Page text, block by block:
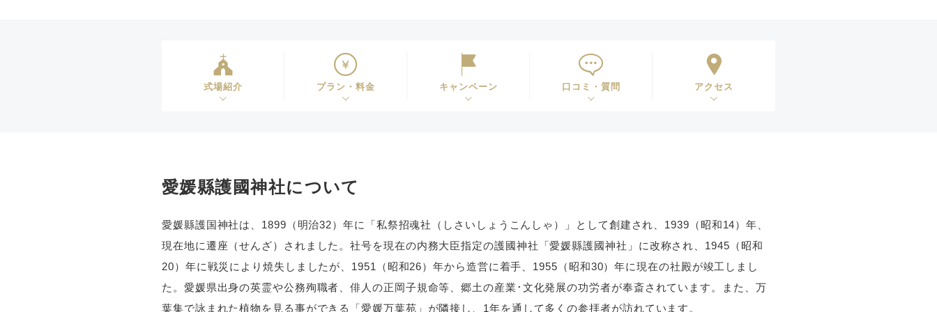
式場紹介 プラン・料金 キャンペーン 口コミ・質問 アクセス
愛媛縣護國神社について
愛媛縣護国神社は、1899（明治32）年に「私祭招魂社（しさいしょうこんしゃ）」として創建され、1939（昭和14）年、
現在地に遷座（せんざ）されました。社号を現在の内務大臣指定の護國神社「愛媛縣護國神社」に改称され、1945（昭和
20）年に戦災により焼失しましたが、1951（昭和26）年から造営に着手、1955（昭和30）年に現在の社殿が竣工しまし
た。愛媛県出身の英霊や公務殉職者、俳人の正岡子規命等、郷土の産業･文化発展の功労者が奉斎されています。また、万
葉集で詠まれた植物を見る事ができる「愛媛万葉苑」が隣接し、1年を通して多くの参拝者が訪れています。